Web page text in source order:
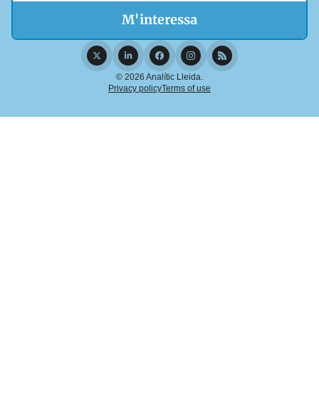
© 2026 Analític Lleida.
Privacy policyTerms of use